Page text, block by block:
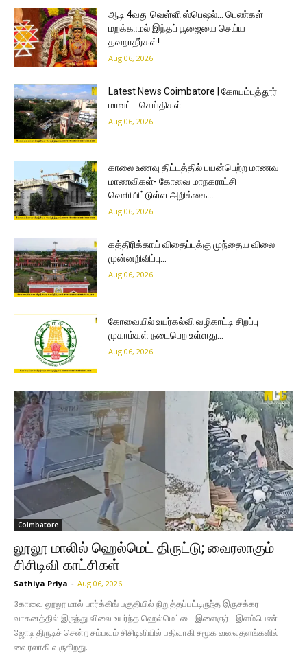
ஆடி 4வது வெள்ளி ஸ்பெஷல்… பெண்கள்
மறக்காமல் இந்தப் பூஜையை செய்ய
தவறாதீர்கள்!
Aug 06, 2026
Latest News Coimbatore | கோயம்புத்தூர்
மாவட்ட செய்திகள்
Aug 06, 2026
காலை உணவு திட்டத்தில் பயன்பெற்ற மாணவ
மாணவிகள்- கோவை மாநகராட்சி
வெளியிட்டுள்ள அறிக்கை…
Aug 06, 2026
கத்திரிக்காய் விதைப்புக்கு முந்தைய விலை
முன்னறிவிப்பு…
Aug 06, 2026
கோவையில் உயர்கல்வி வழிகாட்டி சிறப்பு
முகாம்கள் நடைபெற உள்ளது…
Aug 06, 2026
Coimbatore
லூலூ மாலில் ஹெல்மெட் திருட்டு; வைரலாகும்
சிசிடிவி காட்சிகள்
Sathiya Priya - Aug 06, 2026
கோவை லூலூ மால் பார்க்கிங் பகுதியில் நிறுத்தப்பட்டிருந்த இருசக்கர
வாகனத்தில் இருந்து விலை உயர்ந்த ஹெல்மெட்டை இளைஞர் - இளம்பெண்
ஜோடி திருடிச் சென்ற சம்பவம் சிசிடிவியில் பதிவாகி சமூக வலைதளங்களில்
வைரலாகி வருகிறது.